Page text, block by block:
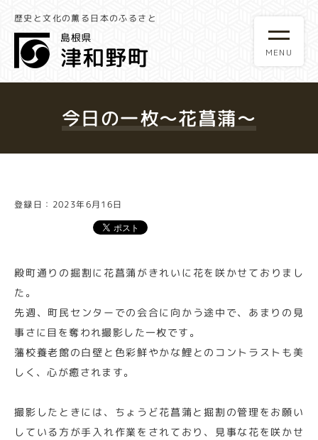
歴史と文化の薫る日本のふるさと
今日の一枚～花菖蒲～
登録日：2023年6月16日
殿町通りの掘割に花菖蒲がきれいに花を咲かせておりまし
た。
先週、町民センターでの会合に向かう途中で、あまりの見
事さに目を奪われ撮影した一枚です。
藩校養老館の白壁と色彩鮮やかな鯉とのコントラストも美
しく、心が癒されます。
撮影したときには、ちょうど花菖蒲と掘割の管理をお願い
している方が手入れ作業をされており、見事な花を咲かせ